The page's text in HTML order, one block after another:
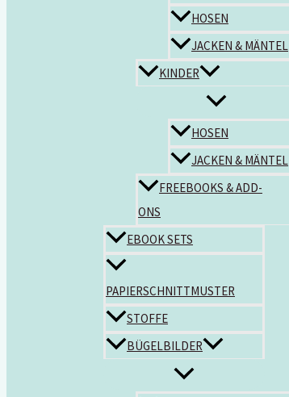
HOSEN
JACKEN & MÄNTEL
KINDER
HOSEN
JACKEN & MÄNTEL
FREEBOOKS & ADD-
ONS
EBOOK SETS
PAPIERSCHNITTMUSTER
STOFFE
BÜGELBILDER